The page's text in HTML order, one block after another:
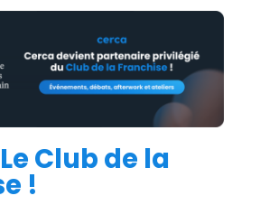
Club de la
!